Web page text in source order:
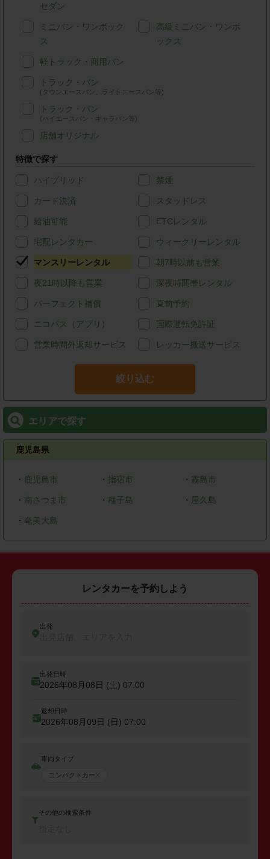
セダン
ミニバン・ワンボック
ス
高級ミニバン・ワンボ
ックス
軽トラック・商用バン
トラック・バン
(タウンエースバン、ライトエースバン等)
トラック・バン
(ハイエースバン・キャラバン等)
店舗オリジナル
特徴で探す
ハイブリッド 禁煙
カード決済 スタッドレス
給油可能 ETCレンタル
宅配レンタカー ウィークリーレンタル
マンスリーレンタル 朝7時以前も営業
夜21時以降も営業 深夜時間帯レンタル
パーフェクト補償 直前予約
ニコパス（アプリ） 国際運転免許証
営業時間外返却サービス レッカー搬送サービス
絞り込む
エリアで探す
鹿児島県
・ 鹿児島市 ・ 指宿市 ・ 霧島市
・ 南さつま市 ・ 種子島 ・ 屋久島
・ 奄美大島
レンタカーを予約しよう
出発
出発日時
2026年08月08日 (土) 07:00
返却日時
2026年08月09日 (日) 07:00
車両タイプ
コンパクトカー
その他の検索条件